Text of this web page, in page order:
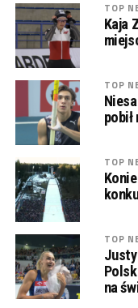
TOP
Kaja
TOP
TOP
TOP
na